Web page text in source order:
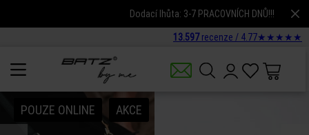
Dodací lhůta: 3-7 PRACOVNÍCH DNŮ!!!
13.597recenze / 4.77★ ★ ★ ★ ★
POUZE ONLINE AKCE